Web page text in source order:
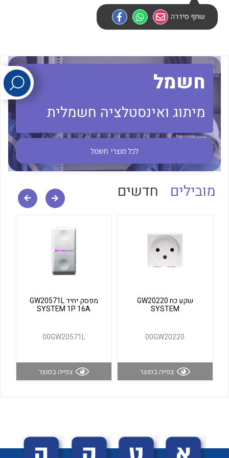
לכל מוצרי היצרן
לכל מוצרי היצרן לכל מוצרי היצרן
שתף סידרה
חשמל
מיתוג ואינסטלציה חשמלית
לכל מוצרי חשמל
מובילים חדשים
שקע כח GW20220
SYSTEM
00GW20220
צפייה במוצר
מפסק יחיד GW20571L
SYSTEM 1P 16A
00GW20571L
צפייה במוצר